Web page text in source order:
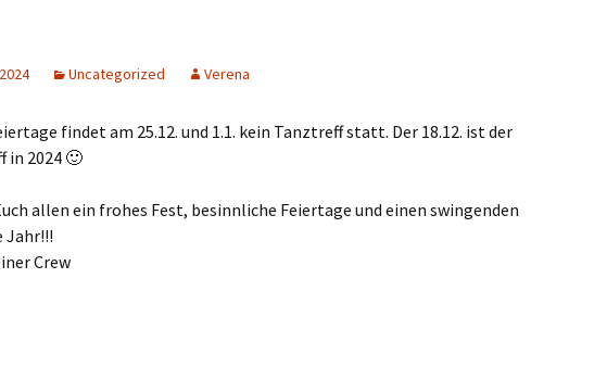
Uncategorized Verena
findet am 25.12. und 1.1. kein Tanztreff statt. Der 18.12. ist der
2024 🙂
allen ein frohes Fest, besinnliche Feiertage und einen swingenden
Jahr!!!
Crew